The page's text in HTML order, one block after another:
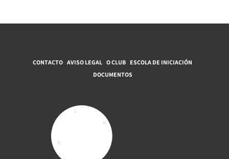
CONTACTO AVISO LEGAL O CLUB ESCOLA DE INICIACIÓN
DOCUMENTOS